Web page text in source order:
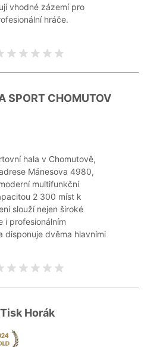
vhodné zázemí pro
hráče.
SPORT CHOMUTOV
hala v Chomutově,
Mánesova 4980,
multifunkční
2 300 míst k
slouží nejen široké
i profesionálním
disponuje dvěma hlavními
Horák